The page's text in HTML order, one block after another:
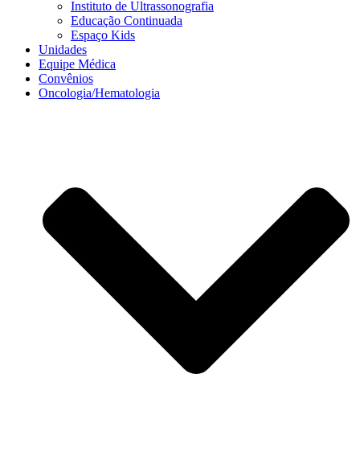
Instituto de Ultrassonografia
Educação Continuada
Espaço Kids
Unidades
Equipe Médica
Convênios
Oncologia/Hematologia